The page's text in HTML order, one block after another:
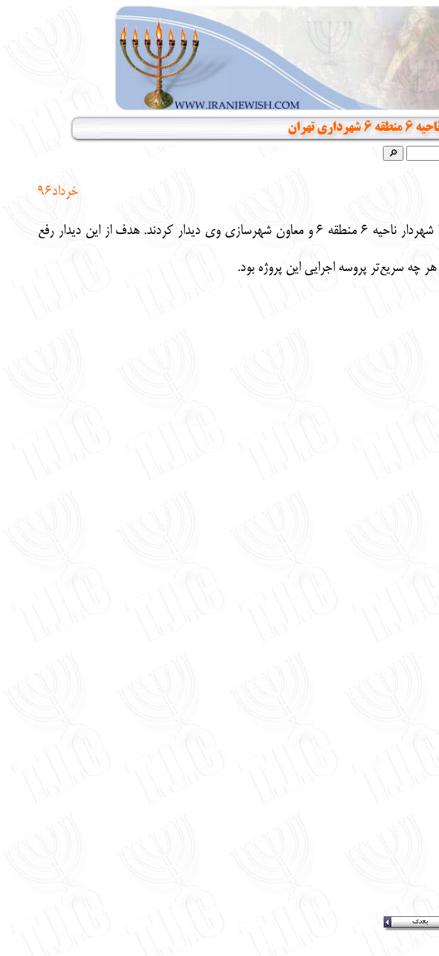
تهران
خرداد96
دکتر همایون سامه‌یح و مهندس دانیال مرادی (مسئول کمیته املاک) اول خرداد با شهردار ناحیه 6 منطقه 6 و معاون شهرسازی وی دیدار کردند. هدف از این دیدار رفع
چه سریع‌تر پروسه اجرایی این پروژه بود.